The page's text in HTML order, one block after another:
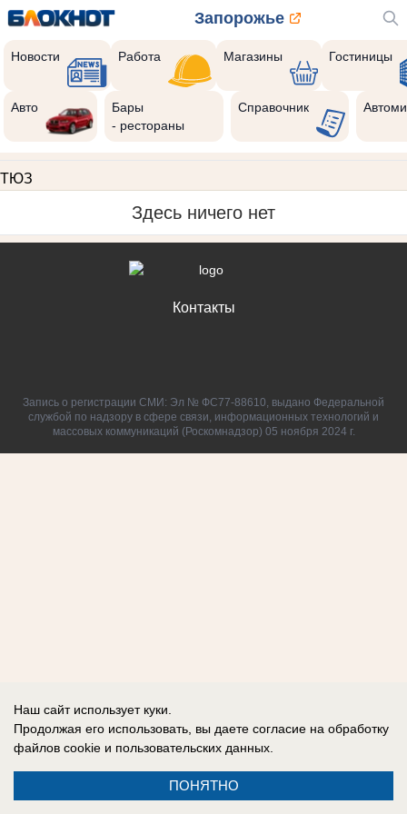
Запорожье
Новости Работа Магазины Гостиницы
Авто
Бары
- рестораны
Справочник
ТЮЗ
Здесь ничего нет
Контакты
Запись о регистрации СМИ: Эл № ФС77-88610, выдано Федеральной
службой по надзору в сфере связи, информационных технологий и
массовых коммуникаций (Роскомнадзор) 05 ноября 2024 г.
Наш сайт использует куки.
Продолжая его использовать, вы даете согласие на обработку
файлов cookie и пользовательских данных.
ПОНЯТНО